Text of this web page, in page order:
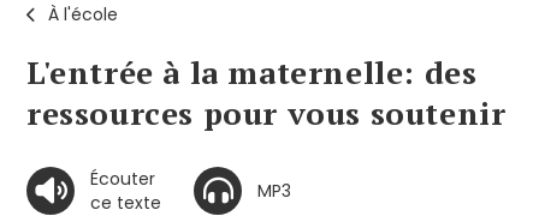
À l'école
L'entrée à la maternelle: des
ressources pour vous soutenir
Écouter
ce texte
MP3